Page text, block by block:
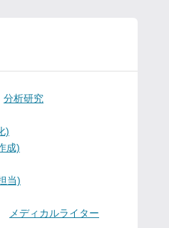
分析研究
)
成)
当)
メディカルライター